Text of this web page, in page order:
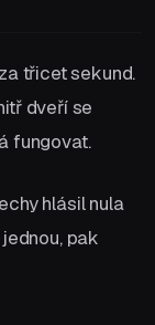
třicet sekund.
dveří se
fungovat.
hlásil nula
pak